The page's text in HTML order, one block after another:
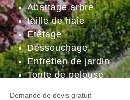
Abattage arbre
taille de haie
Etêtage
Déssouchage
Entretien de jardin
Tonte de pelouse
Demande de devis gratuit